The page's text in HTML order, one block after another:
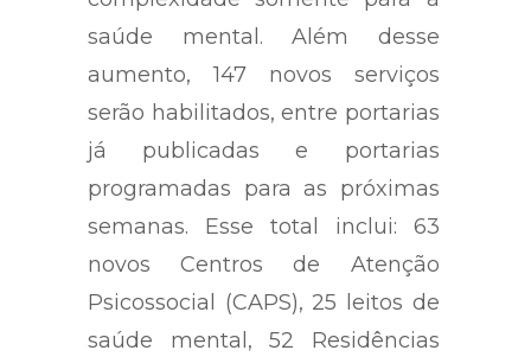
saúde mental. Além desse
aumento, 147 novos serviços
serão habilitados, entre portarias
já publicadas e portarias
programadas para as próximas
semanas. Esse total inclui: 63
novos Centros de Atenção
Psicossocial (CAPS), 25 leitos de
saúde mental, 52 Residências